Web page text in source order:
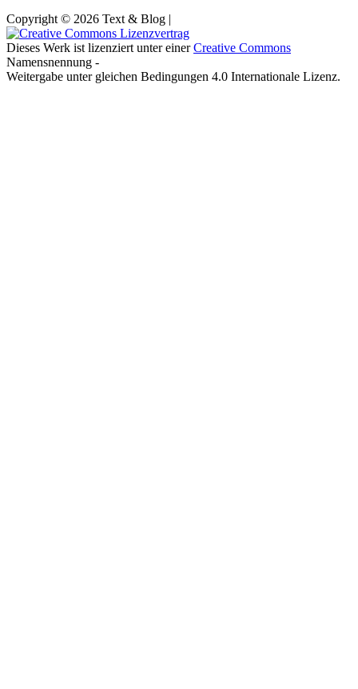
Copyright © 2026 Text & Blog |
Dieses Werk ist lizenziert unter einerCreative Commons
Namensnennung -
Weitergabe unter gleichen Bedingungen 4.0 Internationale Lizenz.